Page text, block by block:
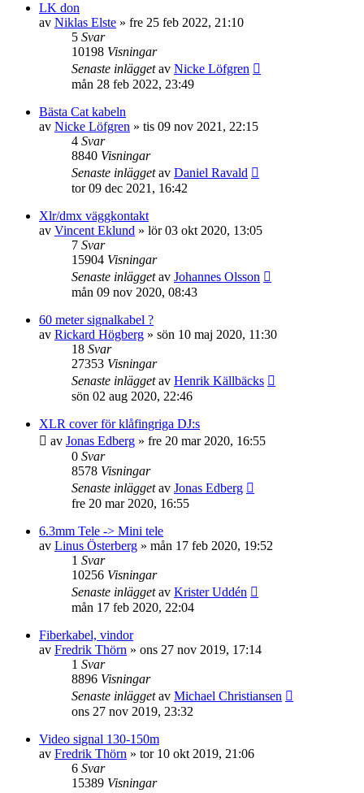
LK don
av Niklas Elste » fre 25 feb 2022, 21:10
5 Svar
10198 Visningar
Senaste inläggetav Nicke Löfgren
mån 28 feb 2022, 23:49
Bästa Cat kabeln
av Nicke Löfgren » tis 09 nov 2021, 22:15
4 Svar
8840 Visningar
Senaste inläggetav Daniel Ravald
tor 09 dec 2021, 16:42
Xlr/dmx väggkontakt
av Vincent Eklund » lör 03 okt 2020, 13:05
7 Svar
15904 Visningar
Senaste inläggetav Johannes Olsson
mån 09 nov 2020, 08:43
60 meter signalkabel ?
av Rickard Högberg » sön 10 maj 2020, 11:30
18 Svar
27353 Visningar
Senaste inläggetav Henrik Källbäcks
sön 02 aug 2020, 22:46
XLR cover för klåfingriga DJ:s
av Jonas Edberg » fre 20 mar 2020, 16:55
0 Svar
8578 Visningar
Senaste inläggetav Jonas Edberg
fre 20 mar 2020, 16:55
6.3mm Tele -> Mini tele
av Linus Österberg » mån 17 feb 2020, 19:52
1 Svar
10256 Visningar
Senaste inläggetav Krister Uddén
mån 17 feb 2020, 22:04
Fiberkabel, vindor
av Fredrik Thörn » ons 27 nov 2019, 17:14
1 Svar
8896 Visningar
Senaste inläggetav Michael Christiansen
ons 27 nov 2019, 23:32
Video signal 130-150m
av Fredrik Thörn » tor 10 okt 2019, 21:06
6 Svar
15389 Visningar